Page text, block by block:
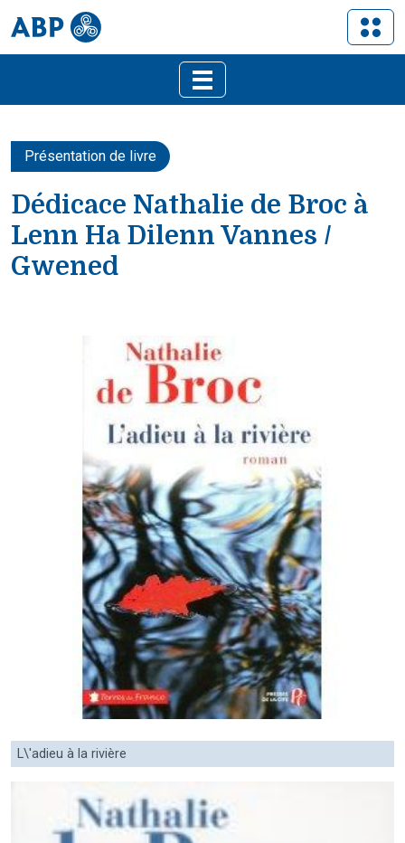
Présentation de livre
Dédicace Nathalie de Broc à
Lenn Ha Dilenn Vannes /
Gwened
L\'adieu à la rivière